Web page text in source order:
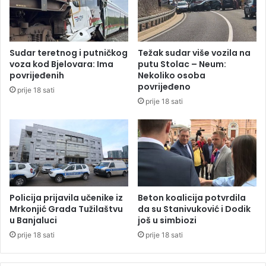
c
i
p
a
s
a
n
z
a
r
š
i
o
a
u
ž
n
o
s
t
i
v
Sudar teretnog i putničkog
voza kod Bjelovara: Ima
povrijeđenih
prije 18 sati
Težak sudar više vozila na
putu Stolac – Neum:
Nekoliko osoba
povrijeđeno
prije 18 sati
Policija prijavila učenike iz
Mrkonjić Grada Tužilaštvu
u Banjaluci
prije 18 sati
Beton koalicija potvrdila
da su Stanivuković i Dodik
još u simbiozi
prije 18 sati